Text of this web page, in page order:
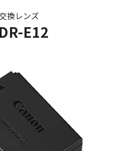
E12
換レンズ